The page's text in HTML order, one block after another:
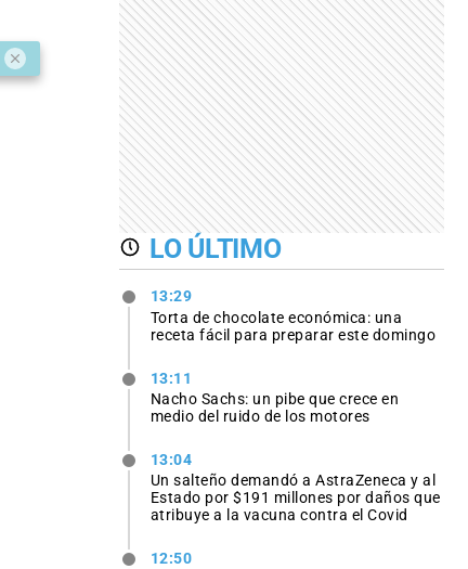
LO ÚLTIMO
13:29
Torta de chocolate económica: una
receta fácil para preparar este domingo
13:11
Nacho Sachs: un pibe que crece en
medio del ruido de los motores
13:04
Un salteño demandó a AstraZeneca y al
Estado por $191 millones por daños que
atribuye a la vacuna contra el Covid
12:50